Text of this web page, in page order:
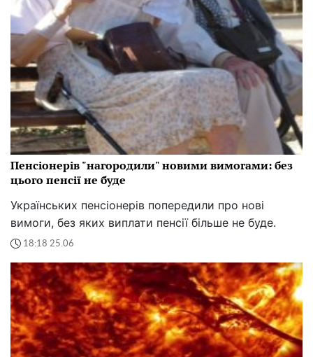
Пенсіонерів "нагородили" новими вимогами: без
цього пенсії не буде
Українських пенсіонерів попередили про нові
вимоги, без яких виплати пенсії більше не буде.
18:18 25.06